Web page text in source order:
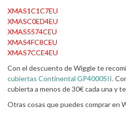
XMAS1C1C7EU
XMASC0ED4EU
XMAS5574CEU
XMAS4FC8CEU
XMAS7CCE4EU
Con el descuento de Wiggle te
cubiertas Continental GP4000SII.
cubierta a menos de 30€ cada una y
Otras cosas que puedes comprar en